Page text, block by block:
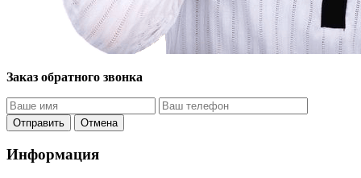
Заказ обратного звонка
Отправить Отмена
Информация